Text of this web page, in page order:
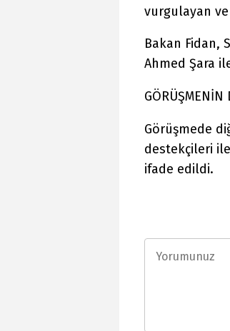
vurgulayan
Bakan Fidan,
Ahmed Şara
GÖRÜŞMENİN
Görüşmede
destekçileri
ifade edildi.